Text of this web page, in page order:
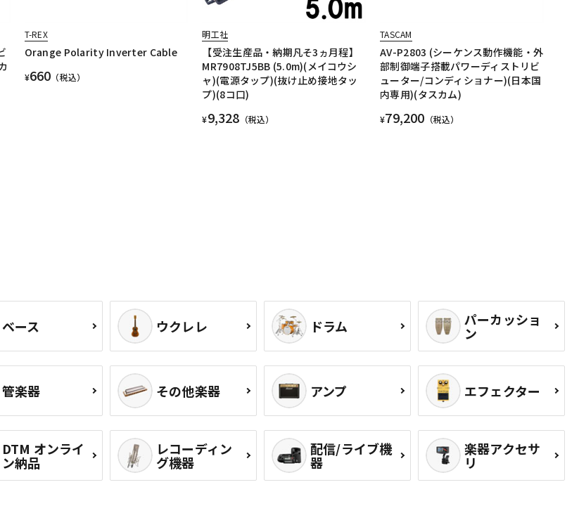
T-REX
Orange Polarity Inverter Cable
¥660 （税込）
明工社
【受注生産品・納期凡そ3ヵ月程】
MR7908TJ5BB (5.0m)(メイコウシ
ャ)(電源タップ)(抜け止め接地タッ
プ)(8コ口)
¥9,328 （税込）
TASCAM
AV-P2803 (シーケンス動作機能・外
部制御端子搭載パワーディストリビ
ューター/コンディショナー)(日本国
内専用)(タスカム)
¥79,200 （税込）
ベース ウクレレ ドラム パーカッショ
ン
管楽器 その他楽器 アンプ エフェクター
DTM オンライ
ン納品
レコーディン
グ機器
配信/ライブ機
器
楽器アクセサ
リ